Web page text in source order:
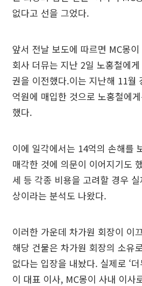
없다고 선을 그었다.
앞서 전날 보도에 따르면 MC몽
회사 더뮤는 지난 2일 노홍철에
권을 이전했다.이는 지난해 11월
억원에 매입한 것으로 노홍철에
했다.
이에 일각에서는 14억의 손해를
매각한 것에 의문이 이어지기도
세 등 각종 비용을 고려할 경우
상이라는 분석도 나왔다.
이러한 가운데 차가원 회장이 이
해당 건물은 차가원 회장의 소유
없다는 입장을 내놨다. 실제로 ‘
이 대표 이사, MC몽이 사내 이사